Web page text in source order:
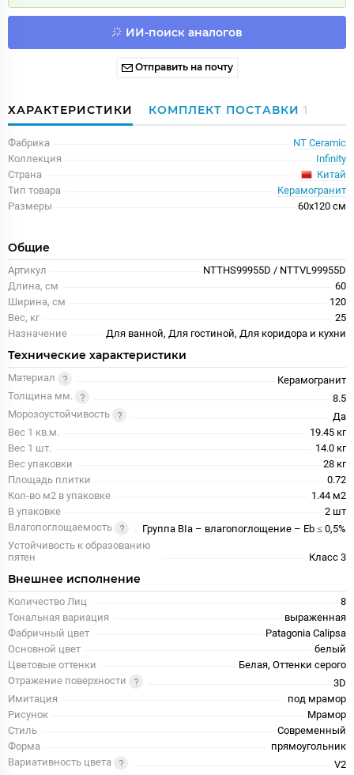
ИИ-поиск аналогов
Отправить на почту
ХАРАКТЕРИСТИКИ КОМПЛЕКТ ПОСТАВКИ 1
Фабрика
NT Ceramic
Коллекция
Infinity
Страна
Китай
Тип товара
Керамогранит
Размеры
60x120 см
Общие
Артикул
NTTHS99955D / NTTVL99955D
Длина, см
60
Ширина, см
120
Вес, кг
25
Назначение
Для ванной, Для гостиной, Для коридора и кухни
Технические характеристики
Материал
Керамогранит
Толщина мм.
8.5
Морозоустойчивость
Да
Вес 1 кв.м.
19.45 кг
Вес 1 шт.
14.0 кг
Вес упаковки
28 кг
Площадь плитки
0.72
Кол-во м2 в упаковке
1.44 м2
В упаковке
2 шт
Влагопоглощаемость
Группа BIa – влагопоглощение – Eb ≤ 0,5%
Устойчивость к образованию
пятен
Класс 3
Внешнее исполнение
Количество Лиц
8
Тональная вариация
выраженная
Фабричный цвет
Patagonia Calipsa
Основной цвет
белый
Цветовые оттенки
Белая, Оттенки серого
Отражение поверхности
3D
Имитация
под мрамор
Рисунок
Мрамор
Стиль
Современный
Форма
прямоугольник
Вариативность цвета
V2